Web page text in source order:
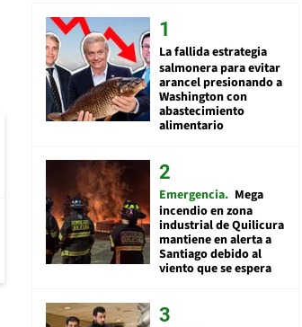
La fallida estrategia
salmonera para evitar
arancel presionando a
Washington con
abastecimiento
alimentario
Emergencia Mega
incendio en zona
industrial de Quilicura
mantiene en alerta a
Santiago debido al
viento que se espera